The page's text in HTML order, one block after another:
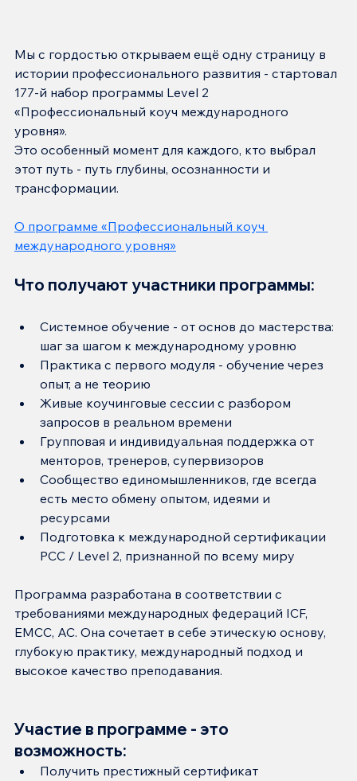
Мы с гордостью открываем ещё одну страницу в
истории профессионального развития - стартовал
177-й набор программы Level 2
«Профессиональный коуч международного
уровня».
Это особенный момент для каждого, кто выбрал
этот путь - путь глубины, осознанности и
трансформации.
О программе «Профессиональный коуч
международного уровня»
Что получают участники программы:
Системное обучение - от основ до мастерства:
шаг за шагом к международному уровню
Практика с первого модуля - обучение через
опыт, а не теорию
Живые коучинговые сессии с разбором
запросов в реальном времени
Групповая и индивидуальная поддержка от
менторов, тренеров, супервизоров
Сообщество единомышленников, где всегда
есть место обмену опытом, идеями и
ресурсами
Подготовка к международной сертификации
PCC / Level 2, признанной по всему миру
Программа разработана в соответствии с
требованиями международных федераций ICF,
EMCC, AC. Она сочетает в себе этическую основу,
глубокую практику, международный подход и
высокое качество преподавания.
Участие в программе - это
возможность:
Получить престижный сертификат